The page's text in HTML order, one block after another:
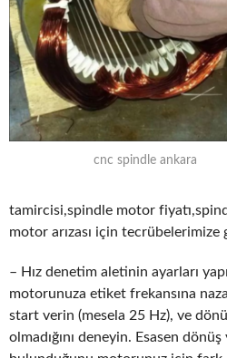
cnc spindle ankara
tamircisi,spindle motor
motor arızası için tecrübelerimize
– Hız denetim aletinin ayarları
motorunuza etiket frekansına
start verin (mesela 25 Hz), ve
olmadığını deneyin. Esasen